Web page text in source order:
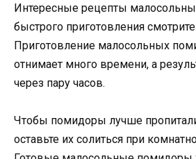
Интересные рецепты
быстрого приготовления
Приготовление малосольных
отнимает много времени, а
через пару часов.
Чтобы помидоры лучше
оставьте их солиться при